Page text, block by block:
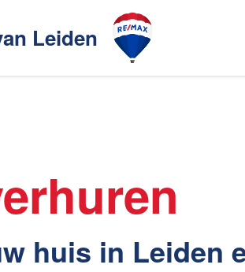
Leiden
Ons werkgebied
huis in Leiden